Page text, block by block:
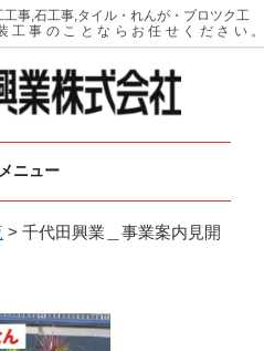
事,石工事,タイル・れんが・ブロツク工
事のことならお任せください。
メニュー
> 千代田興業＿事業案内見開